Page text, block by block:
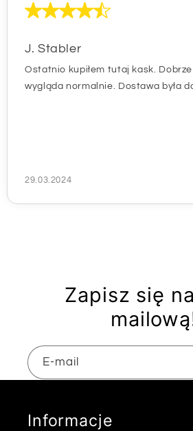
J. Stabler
Ostatnio kupiłem tutaj kask.
wygląda normalnie. Dostawa była
29.03.2024
Zapisz się
E-mail
Informacje